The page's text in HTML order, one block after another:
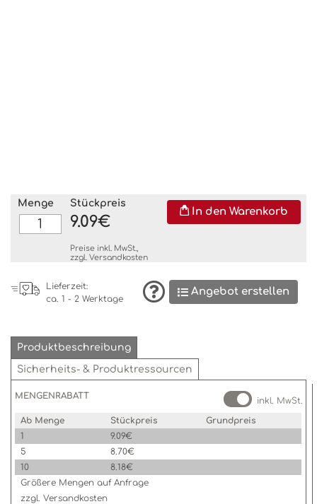
Menge Stückpreis
9.09€
Preise inkl. MwSt.,
zzgl. Versandkosten
In den Warenkorb
Lieferzeit:
ca. 1 - 2 Werktage
Angebot erstellen
Produktbeschreibung
Sicherheits- & Produktressourcen
MENGENRABATT
inkl. MwSt.
Ab Menge
Stückpreis
Grundpreis
1
9.09€
5
8.70€
10
8.18€
Größere Mengen auf Anfrage
zzgl. Versandkosten